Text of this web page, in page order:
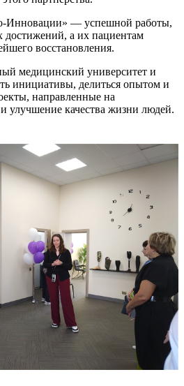
Инновации» — успешной работы,
а их пациентам
восстановления.
медицинский университет и
инициативы, делиться опытом и
направленные на
улучшение качества жизни людей.